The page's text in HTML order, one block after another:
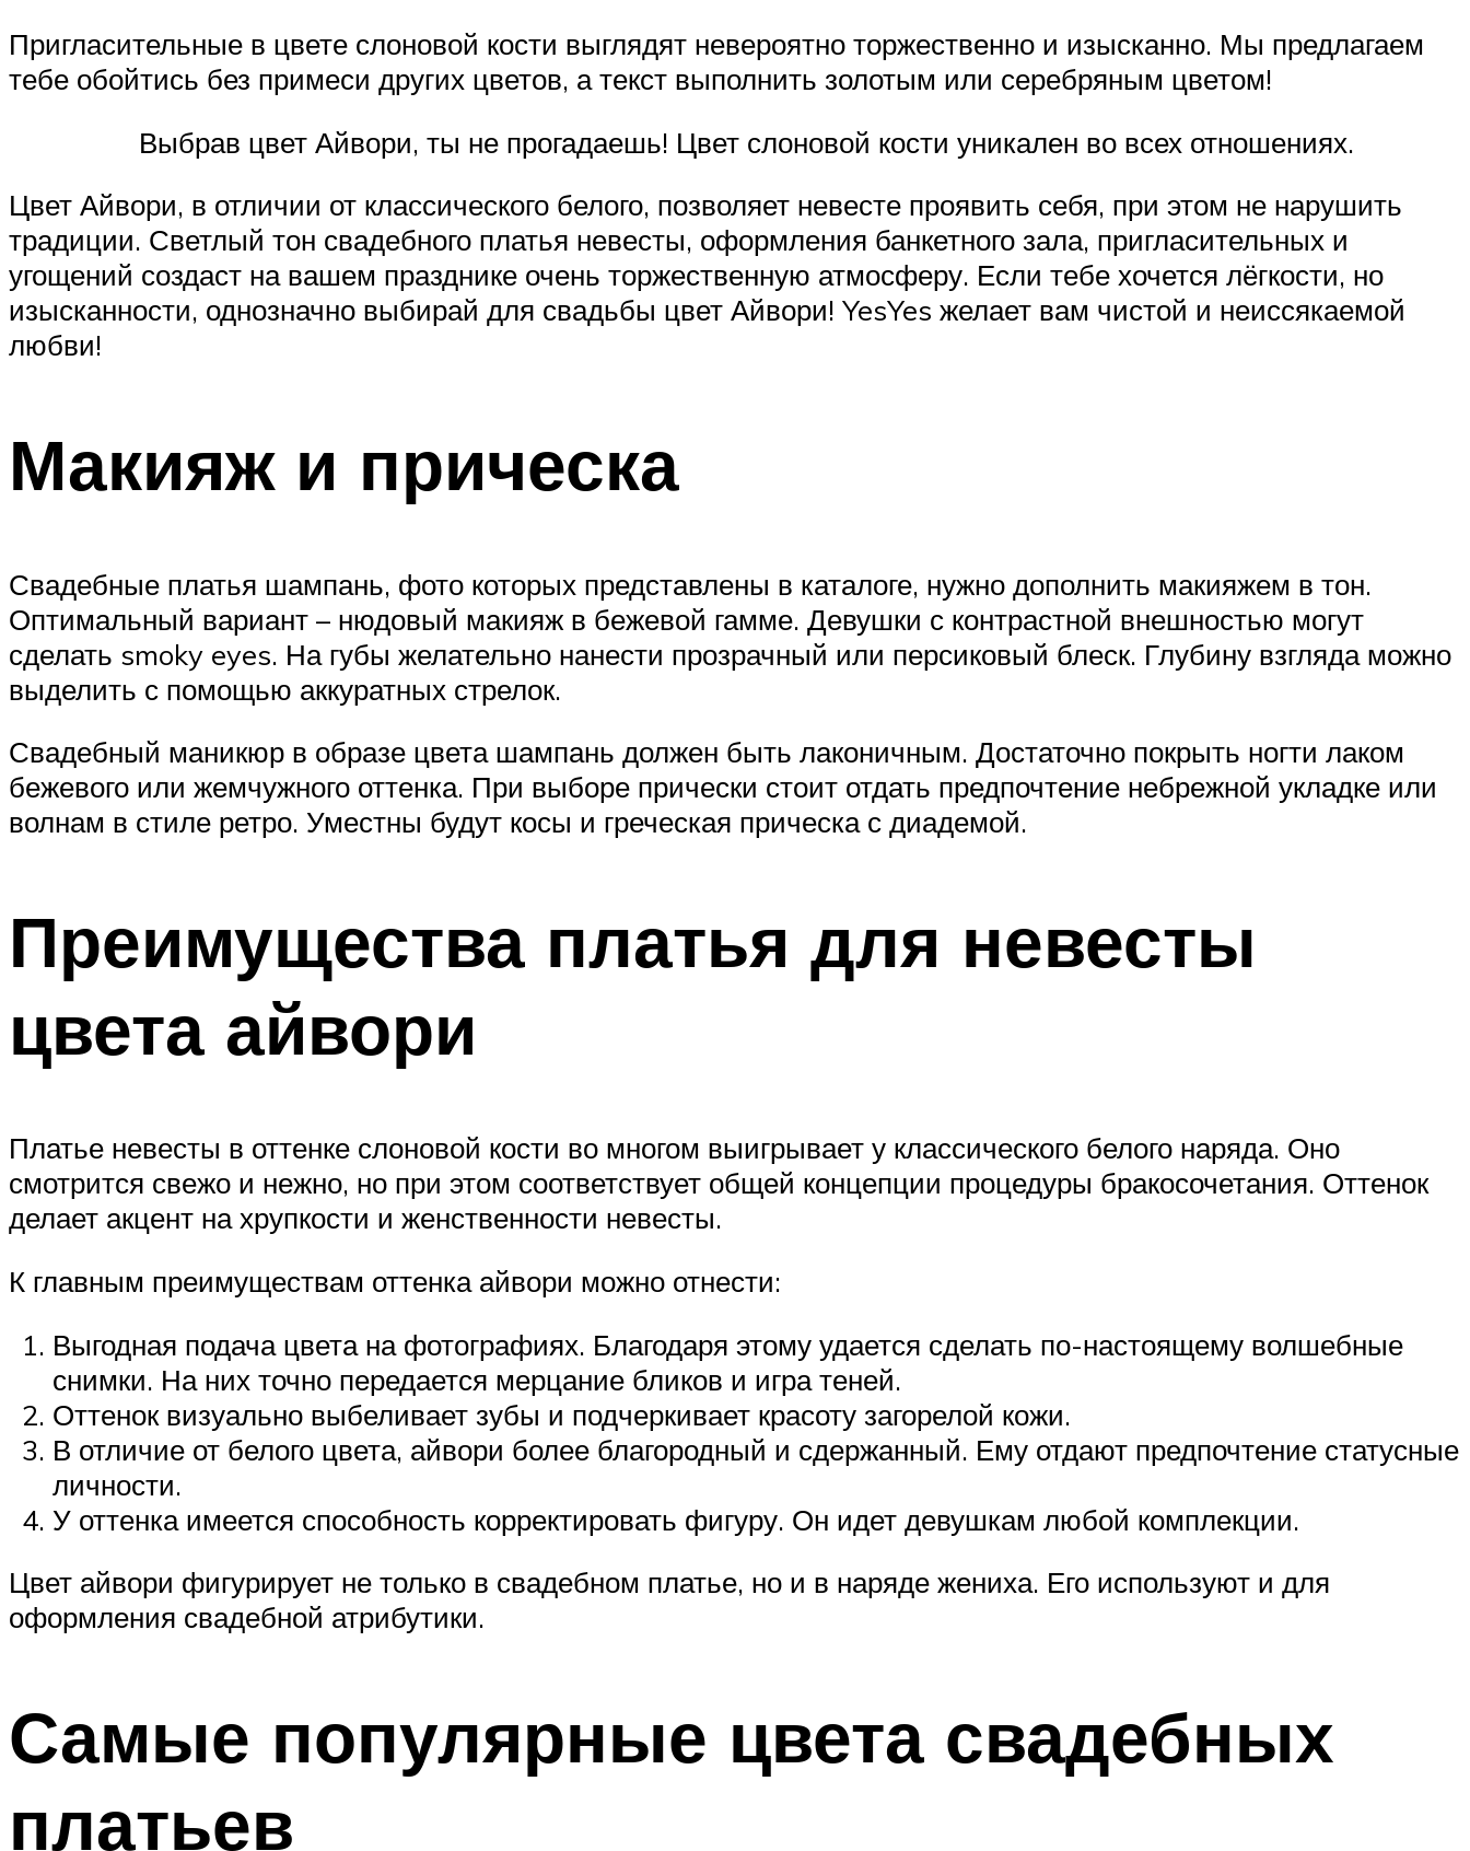
Пригласительные в цвете слоновой кости выглядят невероятно торжественно и изысканно. Мы предлагаем
тебе обойтись без примеси других цветов, а текст выполнить золотым или серебряным цветом!
Выбрав цвет Айвори, ты не прогадаешь! Цвет слоновой кости уникален во всех отношениях.
Цвет Айвори, в отличии от классического белого, позволяет невесте проявить себя, при этом не нарушить
традиции. Светлый тон свадебного платья невесты, оформления банкетного зала, пригласительных и
угощений создаст на вашем празднике очень торжественную атмосферу. Если тебе хочется лёгкости, но
изысканности, однозначно выбирай для свадьбы цвет Айвори! YesYes желает вам чистой и неиссякаемой
любви!
Макияж и прическа
Свадебные платья шампань, фото которых представлены в каталоге, нужно дополнить макияжем в тон.
Оптимальный вариант – нюдовый макияж в бежевой гамме. Девушки с контрастной внешностью могут
сделать smoky eyes. На губы желательно нанести прозрачный или персиковый блеск. Глубину взгляда можно
выделить с помощью аккуратных стрелок.
Свадебный маникюр в образе цвета шампань должен быть лаконичным. Достаточно покрыть ногти лаком
бежевого или жемчужного оттенка. При выборе прически стоит отдать предпочтение небрежной укладке или
волнам в стиле ретро. Уместны будут косы и греческая прическа с диадемой.
Преимущества платья для невесты
цвета айвори
Платье невесты в оттенке слоновой кости во многом выигрывает у классического белого наряда. Оно
смотрится свежо и нежно, но при этом соответствует общей концепции процедуры бракосочетания. Оттенок
делает акцент на хрупкости и женственности невесты.
К главным преимуществам оттенка айвори можно отнести:
Выгодная подача цвета на фотографиях. Благодаря этому удается сделать по-настоящему волшебные
снимки. На них точно передается мерцание бликов и игра теней.
Оттенок визуально выбеливает зубы и подчеркивает красоту загорелой кожи.
В отличие от белого цвета, айвори более благородный и сдержанный. Ему отдают предпочтение статусные
личности.
У оттенка имеется способность корректировать фигуру. Он идет девушкам любой комплекции.
Цвет айвори фигурирует не только в свадебном платье, но и в наряде жениха. Его используют и для
оформления свадебной атрибутики.
Самые популярные цвета свадебных
платьев